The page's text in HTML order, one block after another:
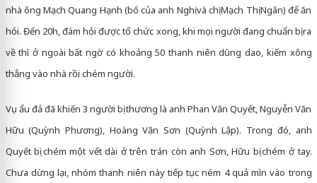
nhà ông Mạch Quang Hạnh (bố của anh Nghị và chị Mạch Thị Ngân) để ăn
hỏi. Đến 20h, đám hỏi được tổ chức xong, khi mọi người đang chuẩn bị ra
về thì ở ngoài bất ngờ có khoảng 50 thanh niên dùng dao, kiếm xông
thẳng vào nhà rồi chém người.
Vụ ẩu đả đã khiến 3 người bị thương là anh Phan Văn Quyết, Nguyễn Văn
Hữu (Quỳnh Phương), Hoàng Văn Sơn (Quỳnh Lập). Trong đó, anh
Quyết bị chém một vết dài ở trên trán còn anh Sơn, Hữu bị chém ở tay.
Chưa dừng lại, nhóm thanh niên này tiếp tục ném 4 quả mìn vào trong